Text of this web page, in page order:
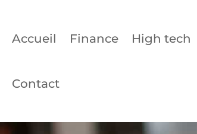
Accueil Finance High tech
Contact